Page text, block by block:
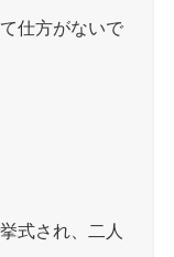
仕方がないで
式され、二人